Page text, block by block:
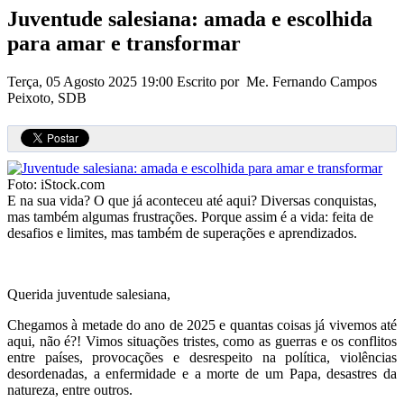
Juventude salesiana: amada e escolhida
para amar e transformar
Terça, 05 Agosto 2025 19:00 Escrito por Me. Fernando Campos
Peixoto, SDB
Foto: iStock.com
E na sua vida? O que já aconteceu até aqui? Diversas conquistas,
mas também algumas frustrações. Porque assim é a vida: feita de
desafios e limites, mas também de superações e aprendizados.
Querida juventude salesiana,
Chegamos à metade do ano de 2025 e quantas coisas já vivemos até
aqui, não é?! Vimos situações tristes, como as guerras e os conflitos
entre países, provocações e desrespeito na política, violências
desordenadas, a enfermidade e a morte de um Papa, desastres da
natureza, entre outros.